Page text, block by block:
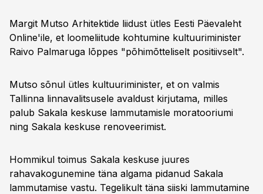
Margit Mutso Arhitektide liidust ütles Eesti Päevaleht
Online'ile, et loomeliitude kohtumine kultuuriminister
Raivo Palmaruga lõppes "põhimõtteliselt positiivselt".
Mutso sõnul ütles kultuuriminister, et on valmis
Tallinna linnavalitsusele avaldust kirjutama, milles
palub Sakala keskuse lammutamisle moratooriumi
ning Sakala keskuse renoveerimist.
Hommikul toimus Sakala keskuse juures
rahavakogunemine täna algama pidanud Sakala
lammutamise vastu. Tegelikult täna siiski lammutamine